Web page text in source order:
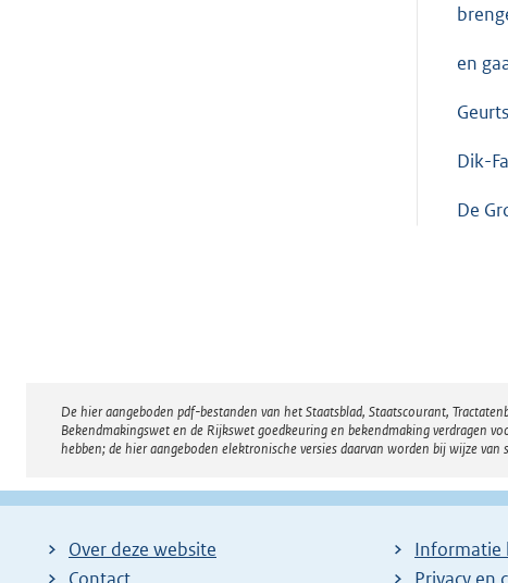
en
Geurts
Dik-
De
Disclaimer
De hier aangeboden pdf-bestanden van het Staatsblad, Staatscourant,
Bekendmakingswet en de Rijkswet goedkeuring en bekendmaking verdragen
hebben; de hier aangeboden elektronische versies daarvan worden bij wijze van
Over deze website
Informatie